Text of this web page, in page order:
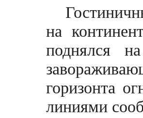
на
поднялся
горизонта
линиями